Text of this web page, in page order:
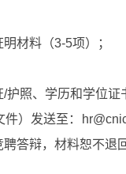
材料（3-5项）；
照、学历和学位证
件）发送至：
答辩，材料恕不退回